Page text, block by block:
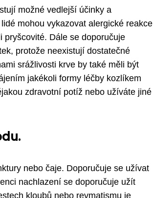
možné vedlejší účinky a
mohou vykazovat alergické reakce
pryšcovité. Dále se doporučuje
protože neexistují dostatečné
srážlivosti krve by také měli být
jakékoli formy léčby kozlíkem
zdravotní potíž nebo užíváte jiné
nebo čaje. Doporučuje se užívat
nachlazení se doporučuje užít
kloubů nebo revmatismu je